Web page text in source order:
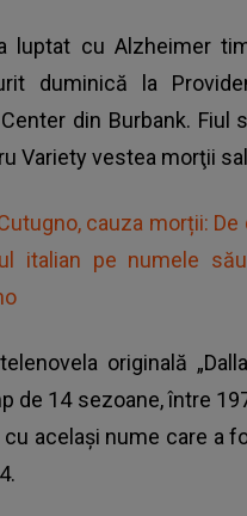
luptat cu Alzheimer
duminică la
din Burbank. Fiul
Variety vestea morţii
cauza morții: De
italian pe numele
originală
de 14 sezoane, între
acelaşi nume care a